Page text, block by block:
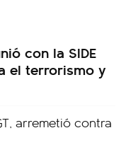
con la SIDE
el terrorismo y